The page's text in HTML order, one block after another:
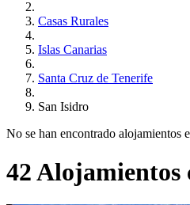
Casas Rurales
Islas Canarias
Santa Cruz de Tenerife
San Isidro
No se han encontrado alojamientos
42 Alojamientos